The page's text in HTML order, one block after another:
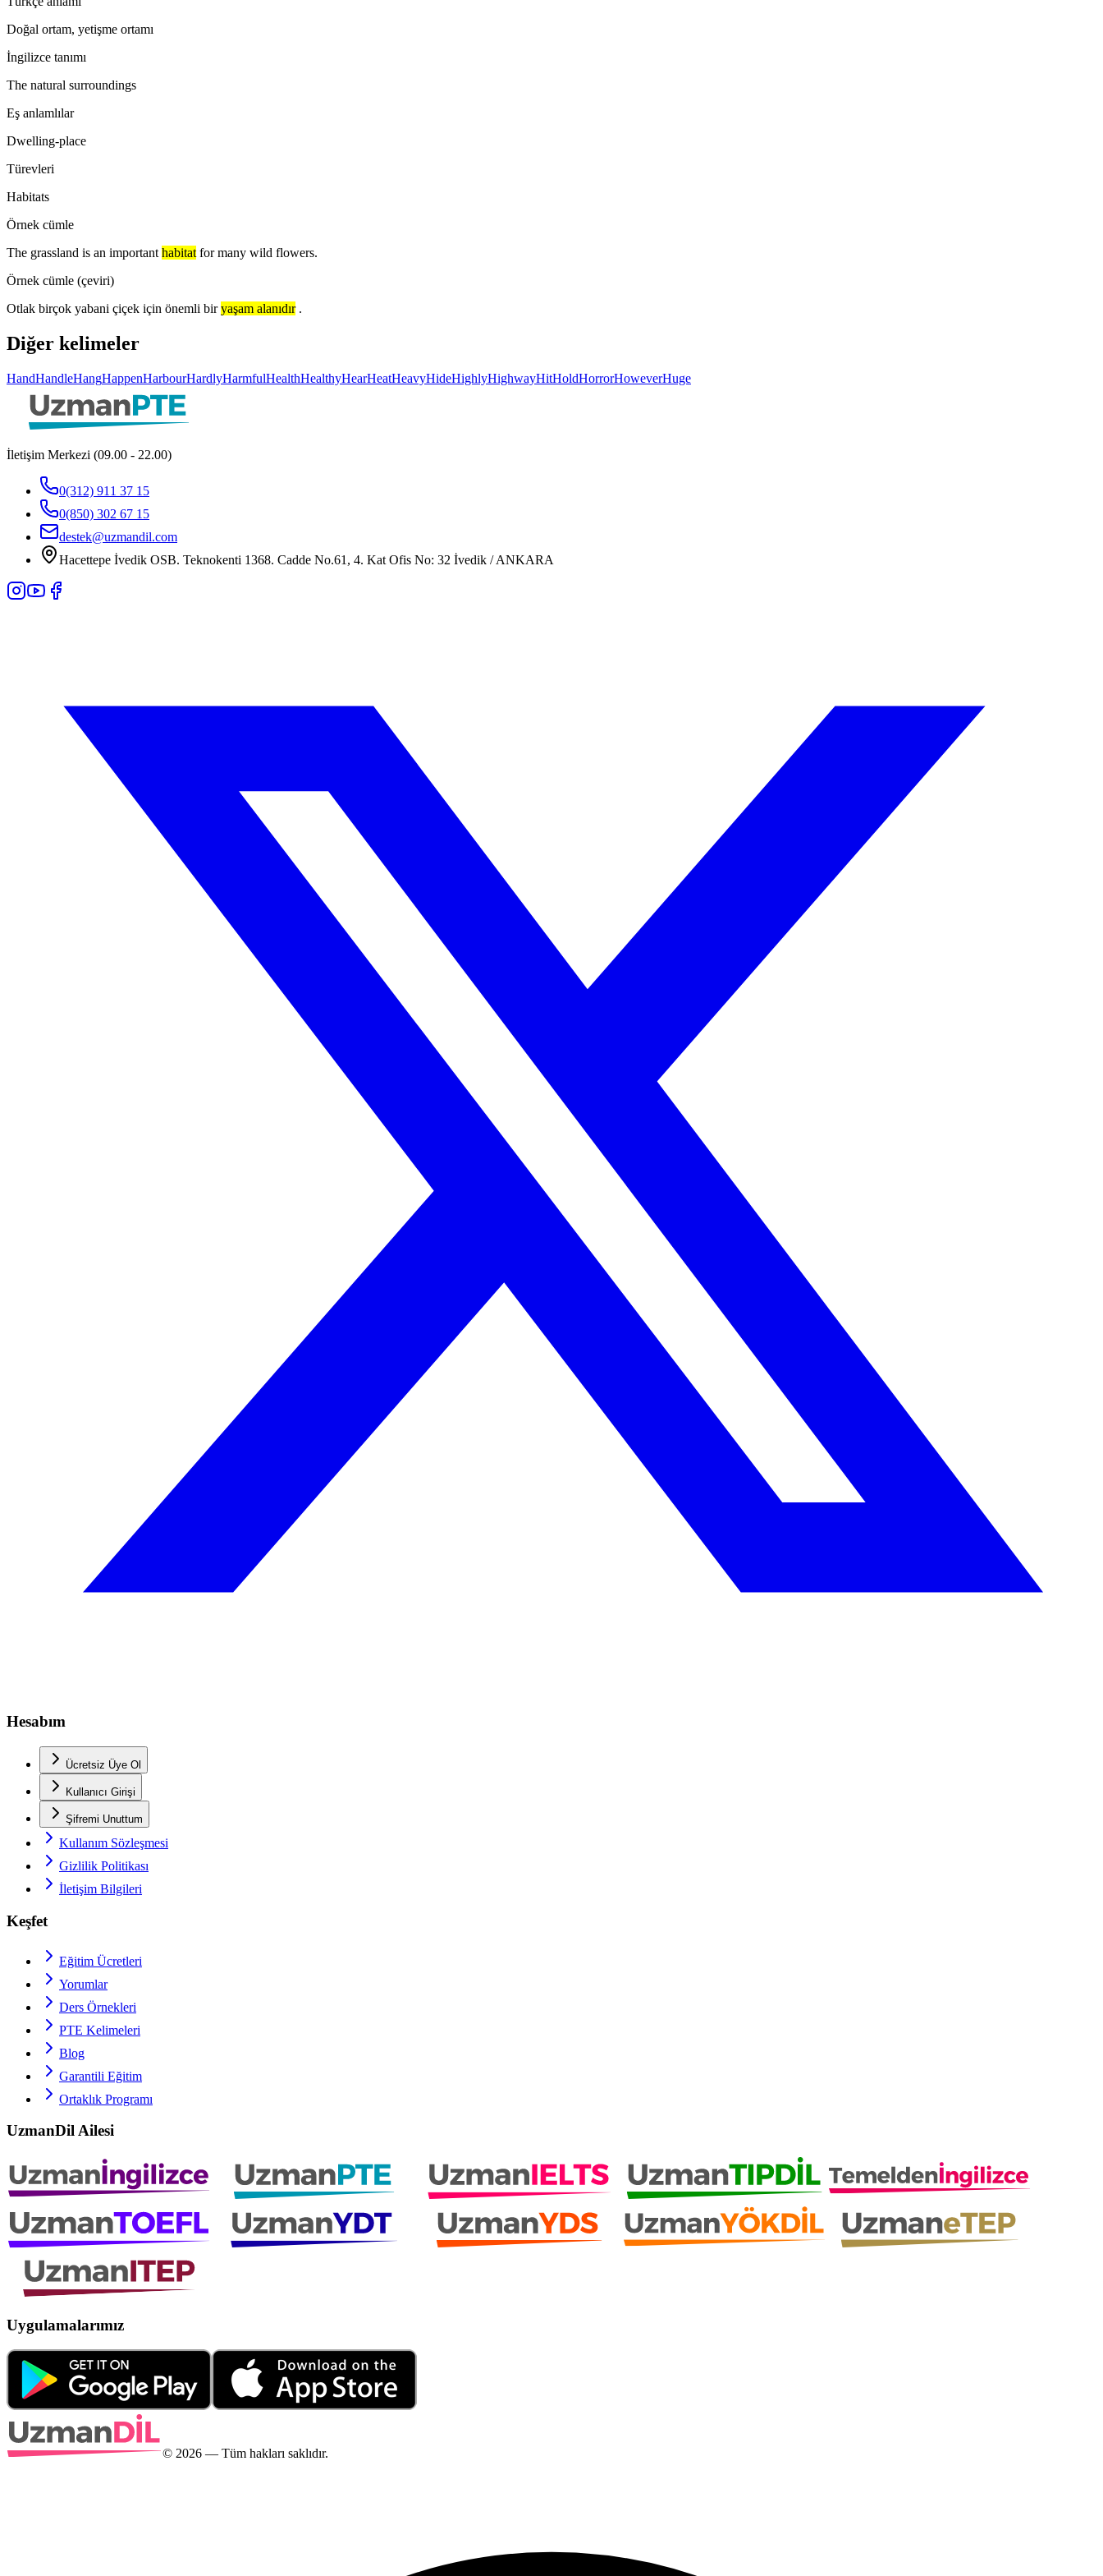
Doğal ortam, yetişme ortamı
İngilizce tanımı
The natural surroundings
Eş anlamlılar
Dwelling-place
Türevleri
Habitats
Örnek cümle
The grassland is an important habitat for many wild flowers.
Örnek cümle (çeviri)
Otlak birçok yabani çiçek için önemli bir yaşam alanıdır .
Diğer kelimeler
HandHandleHangHappenHarbourHardlyHarmfulHealthHealthyHearHeatHeavyHideHighlyHighwayHitHoldHorrorHoweverHuge
İletişim Merkezi (09.00 - 22.00)
0(312) 911 37 15
0(850) 302 67 15
destek@uzmandil.com
Hacettepe İvedik OSB. Teknokenti 1368. Cadde No.61, 4. Kat Ofis No: 32 İvedik / ANKARA
Hesabım
Ücretsiz Üye Ol
Kullanıcı Girişi
Şifremi Unuttum
Kullanım Sözleşmesi
Gizlilik Politikası
İletişim Bilgileri
Keşfet
Eğitim Ücretleri
Yorumlar
Ders Örnekleri
PTE Kelimeleri
Blog
Garantili Eğitim
Ortaklık Programı
UzmanDil Ailesi
Uygulamalarımız
© 2026 — Tüm hakları saklıdır.